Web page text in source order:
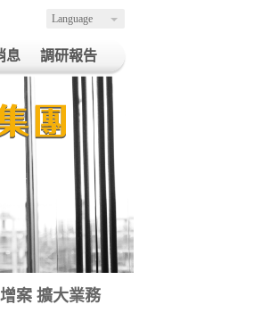
Language
息 調研報告
案 擴大業務